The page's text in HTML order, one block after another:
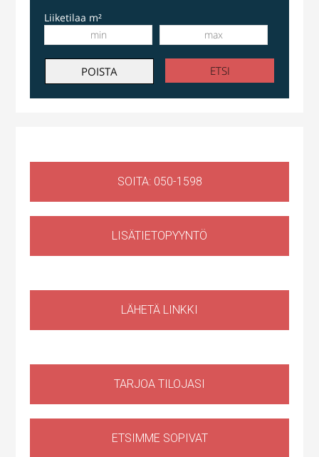
Liiketilaa m²
SOITA: 050-1598
LISÄTIETOPYYNTÖ
LÄHETÄ LINKKI
TARJOA TILOJASI
ETSIMME SOPIVAT